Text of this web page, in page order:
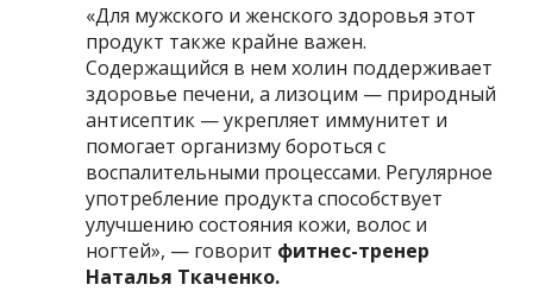
«Для мужского и женского здоровья этот
продукт также крайне важен.
Содержащийся в нем холин поддерживает
здоровье печени, а лизоцим — природный
антисептик — укрепляет иммунитет и
помогает организму бороться с
воспалительными процессами. Регулярное
употребление продукта способствует
улучшению состояния кожи, волос и
ногтей», — говорит фитнес-тренер
Наталья Ткаченко.